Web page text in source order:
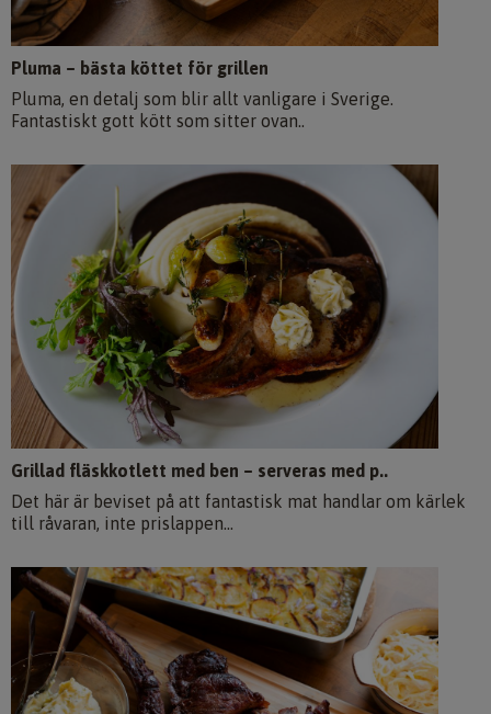
Pluma – bästa köttet för grillen
Pluma, en detalj som blir allt vanligare i Sverige.
Fantastiskt gott kött som sitter ovan..
Grillad fläskkotlett med ben – serveras med p..
Det här är beviset på att fantastisk mat handlar om kärlek
till råvaran, inte prislappen...